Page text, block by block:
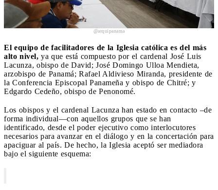
@arquipanama
El equipo de facilitadores de la Iglesia católica es del más
alto nivel, ya que está compuesto por el cardenal José Luis
Lacunza, obispo de David; José Domingo Ulloa Mendieta,
arzobispo de Panamá; Rafael Aldivieso Miranda, presidente de
la Conferencia Episcopal Panameña y obispo de Chitré; y
Edgardo Cedeño, obispo de Penonomé.
Los obispos y el cardenal Lacunza han estado en contacto –de
forma individual—con aquellos grupos que se han
identificado, desde el poder ejecutivo como interlocutores
necesarios para avanzar en el diálogo y en la concertación para
apaciguar al país. De hecho, la Iglesia aceptó ser mediadora
bajo el siguiente esquema: